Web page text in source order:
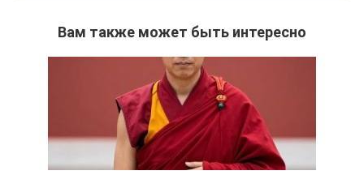
Вам также может быть интересно